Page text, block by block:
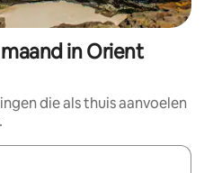
in Orient
die als thuis aanvoelen